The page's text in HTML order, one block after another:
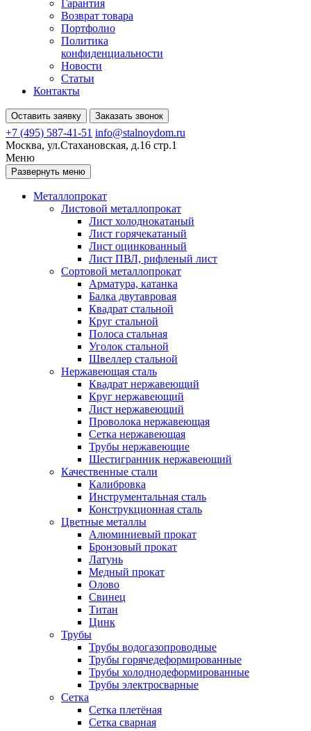
Гарантия
Возврат товара
Портфолио
Политика
конфиденциальности
Новости
Статьи
Контакты
Оставить заявку Заказать звонок
+7 (495) 587-41-51 info@stalnoydom.ru
Москва, ул.Стахановская, д.16 стр.1
Меню
Развернуть меню
Металлопрокат
Листовой металлопрокат
Лист холоднокатаный
Лист горячекатаный
Лист оцинкованный
Лист ПВЛ, рифленый лист
Сортовой металлопрокат
Арматура, катанка
Балка двутавровая
Квадрат стальной
Круг стальной
Полоса стальная
Уголок стальной
Швеллер стальной
Нержавеющая сталь
Квадрат нержавеющий
Круг нержавеющий
Лист нержавеющий
Проволока нержавеющая
Сетка нержавеющая
Трубы нержавеющие
Шестигранник нержавеющий
Качественные стали
Калибровка
Инструментальная сталь
Конструкционная сталь
Цветные металлы
Алюминиевый прокат
Бронзовый прокат
Латунь
Медный прокат
Олово
Свинец
Титан
Цинк
Трубы
Трубы водогазопроводные
Трубы горячедеформированные
Трубы холоднодеформированные
Трубы электросварные
Сетка
Сетка плетёная
Сетка сварная